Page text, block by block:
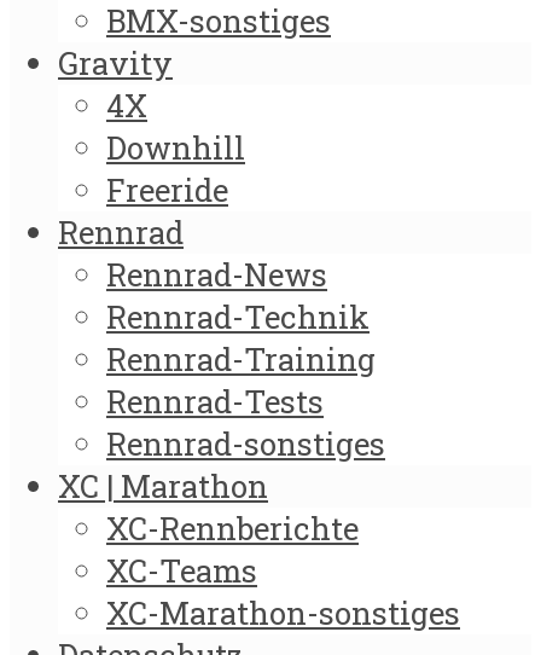
BMX-sonstiges
Gravity
4X
Downhill
Freeride
Rennrad
Rennrad-News
Rennrad-Technik
Rennrad-Training
Rennrad-Tests
Rennrad-sonstiges
XC | Marathon
XC-Rennberichte
XC-Teams
XC-Marathon-sonstiges